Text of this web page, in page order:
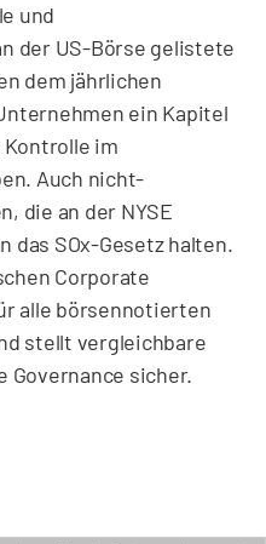
und
der US-Börse gelistete
dem jährlichen
ein Kapitel
im
Auch nicht-
die an der NYSE
das SOx-Gesetz halten.
Corporate
alle börsennotierten
stellt vergleichbare
Governance sicher.